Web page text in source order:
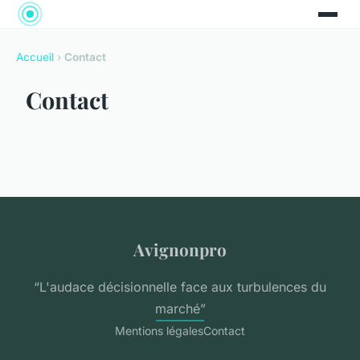
Accueil › Contact
Contact
Avignonpro
“L'audace décisionnelle face aux turbulences du
marché”
Mentions légalesContact